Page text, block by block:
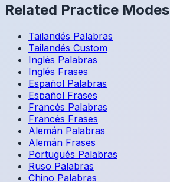
Related Practice Modes
Tailandés Palabras
Tailandés Custom
Inglés Palabras
Inglés Frases
Español Palabras
Español Frases
Francés Palabras
Francés Frases
Alemán Palabras
Alemán Frases
Portugués Palabras
Ruso Palabras
Chino Palabras